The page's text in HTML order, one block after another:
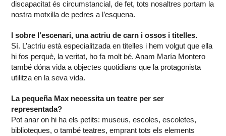
discapacitat és circumstancial, de fet, tots nosaltres portam la
nostra motxilla de pedres a l’esquena.
I sobre l’escenari, una actriu de carn i ossos i titelles.
Sí. L’actriu està especialitzada en titelles i hem volgut que ella
hi fos perquè, la veritat, ho fa molt bé. Anam María Montero
també dóna vida a objectes quotidians que la protagonista
utilitza en la seva vida.
La pequeña Max necessita un teatre per ser
representada?
Pot anar on hi ha els petits: museus, escoles, escoletes,
biblioteques, o també teatres, emprant tots els elements